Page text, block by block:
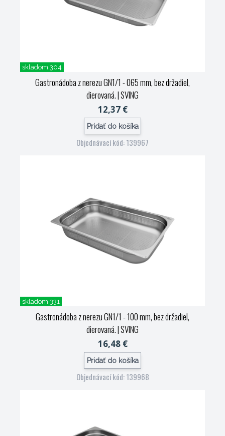
skladom 304
Gastronádoba z nerezu GN1/1 - 065 mm, bez držadiel,
dierovaná.| SVING
12,37 €
Pridať do košíka
Objednávací kód: 139967
skladom 331
Gastronádoba z nerezu GN1/1 - 100 mm, bez držadiel,
dierovaná.| SVING
16,48 €
Pridať do košíka
Objednávací kód: 139968